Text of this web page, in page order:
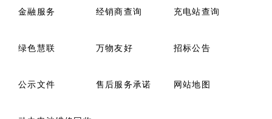
金融服务 经销商查询 充电站查询
绿色慧联 万物友好 招标公告
公示文件 售后服务承诺 网站地图